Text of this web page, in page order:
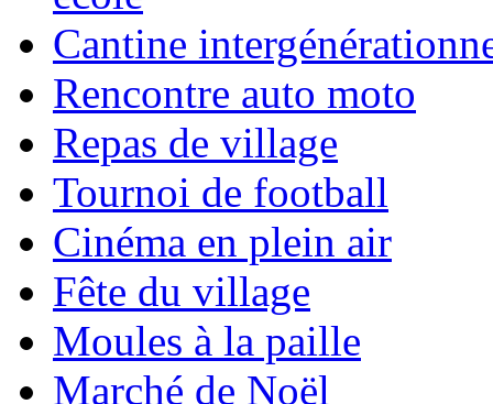
Cantine
Rencontre auto moto
Repas de village
Tournoi de football
Cinéma en plein air
Fête du village
Moules à la paille
Marché de Noël